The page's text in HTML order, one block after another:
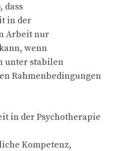
dass
in der
Arbeit nur
wenn
unter stabilen
Rahmenbedingungen
in der Psychotherapie
Kompetenz,